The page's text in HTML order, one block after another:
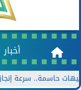
أخبار
سرعة إنجاز